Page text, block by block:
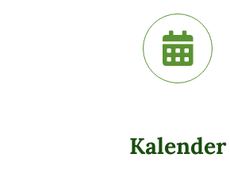
Kalender